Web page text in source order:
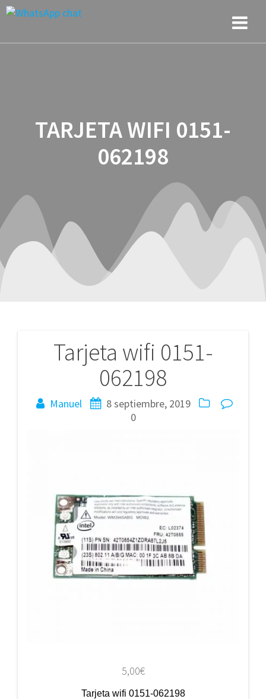
TARJETA WIFI 0151-
062198
Tarjeta wifi 0151-
062198
Manuel
8 septiembre, 2019
0
5,00€
Tarjeta wifi 0151-062198
Navegación
entradas